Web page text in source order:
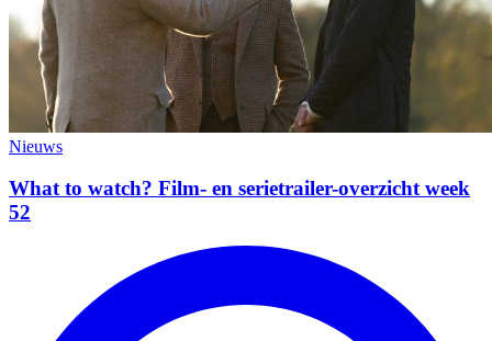
Nieuws
What to watch? Film- en serietrailer-overzicht week
52